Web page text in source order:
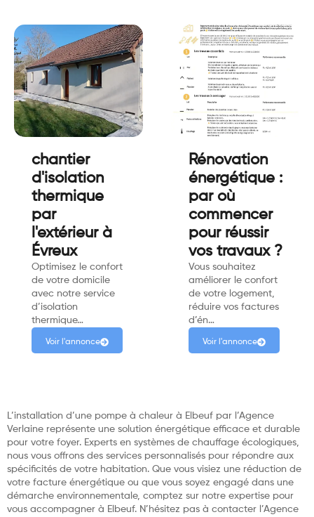
chantier
d'isolation
thermique
par
l'extérieur à
Évreux
Optimisez le confort
de votre domicile
avec notre service
d’isolation
thermique…
Voir l'annonce
Rénovation
énergétique :
par où
commencer
pour réussir
vos travaux ?
Vous souhaitez
améliorer le confort
de votre logement,
réduire vos factures
d’én…
Voir l'annonce
L’installation d’une pompe à chaleur à Elbeuf par l’Agence
Verlaine représente une solution énergétique efficace et durable
pour votre foyer. Experts en systèmes de chauffage écologiques,
nous vous offrons des services personnalisés pour répondre aux
spécificités de votre habitation. Que vous visiez une réduction de
votre facture énergétique ou que vous soyez engagé dans une
démarche environnementale, comptez sur notre expertise pour
vous accompagner à Elbeuf. N’hésitez pas à contacter l’Agence